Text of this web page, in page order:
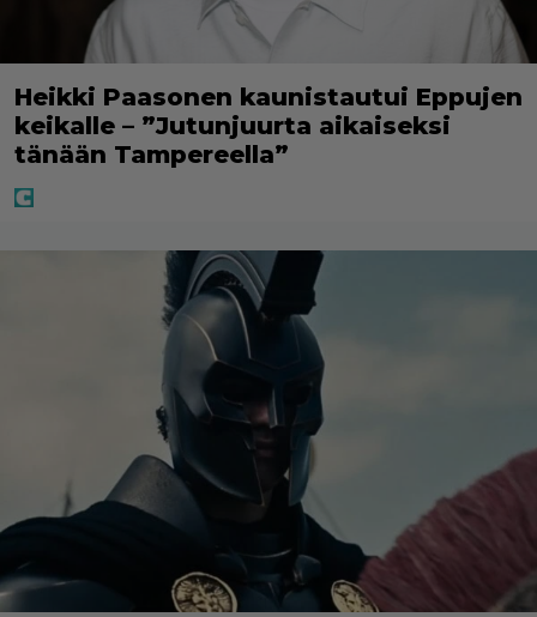
Heikki Paasonen kaunistautui Eppujen
keikalle – ”Jutunjuurta aikaiseksi
tänään Tampereella”